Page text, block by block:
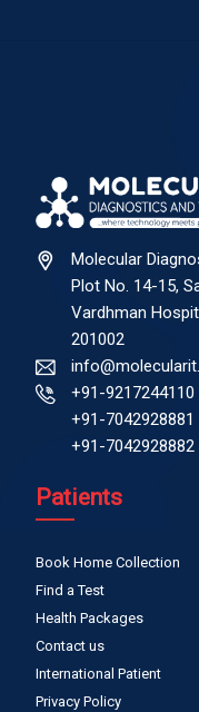
Molecular
Plot No. 14-15,
Vardhman
201002
+91-9217244110
+91-7042928881
+91-7042928882
Patients
Book Home Collection
Find a Test
Health Packages
Contact us
International Patient
Privacy Policy